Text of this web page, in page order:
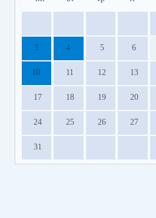
3 4 5 6
10 11 12 13
17 18 19 20
24 25 26 27
31